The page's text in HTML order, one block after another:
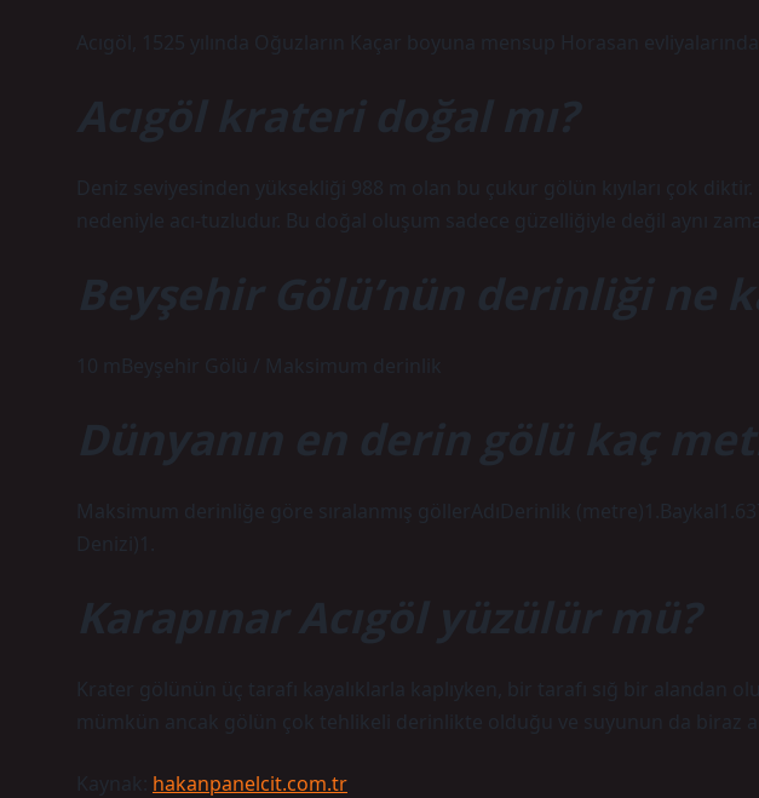
Acıgöl, 1525 yılında Oğuzların Kaçar boyuna mensup Horasan
Acıgöl krateri doğal mı?
Deniz seviyesinden yüksekliği 988 m olan bu çukur gölün kıyıları çok
nedeniyle acı-tuzludur. Bu doğal oluşum sadece güzelliğiyle değil aynı
Beyşehir Gölü’nün derinliği ne
10 mBeyşehir Gölü / Maksimum derinlik
Dünyanın en derin gölü kaç
Maksimum derinliğe göre sıralanmış göllerAdıDerinlik
Denizi)1.
Karapınar Acıgöl yüzülür mü?
Krater gölünün üç tarafı kayalıklarla kaplıyken, bir tarafı sığ bir alandan
mümkün ancak gölün çok tehlikeli derinlikte olduğu ve suyunun da biraz
Kaynak: hakanpanelcit.com.tr